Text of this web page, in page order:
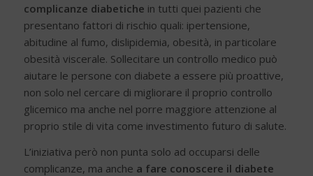
complicanze diabetiche in tutti quei pazienti che
presentano fattori di rischio quali: ipertensione,
abitudine al fumo, dislipidemia, obesità, in particolare
obesità viscerale. Sollecitare un controllo medico può
aiutare le persone con diabete a essere più proattive,
non solo nel cercare di migliorare il proprio controllo
glicemico ma anche nel porre maggiore attenzione al
proprio stile di vita come investimento futuro di salute.
L’iniziativa però non punta solo ad occuparsi delle
complicanze, ma anche a fare conoscere il diabete